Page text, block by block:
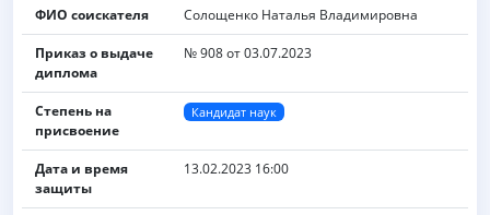
ФИО соискателя Солощенко Наталья Владимировна
Приказ о выдаче
диплома
№ 908 от 03.07.2023
Степень на
присвоение
Кандидат наук
Дата и время
защиты
13.02.2023 16:00